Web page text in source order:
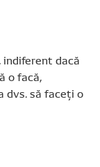
indiferent dacă
o facă,
dvs. să faceți o